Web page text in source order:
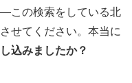
この検索をしている北
せてください。本当に
込みましたか？